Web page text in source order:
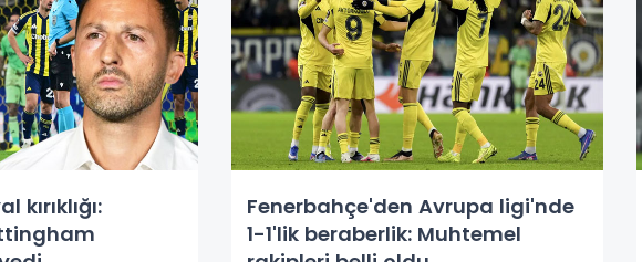
kırıklığı:
Fenerbahçe'den Avrupa ligi'nde
1-1'lik beraberlik: Muhtemel